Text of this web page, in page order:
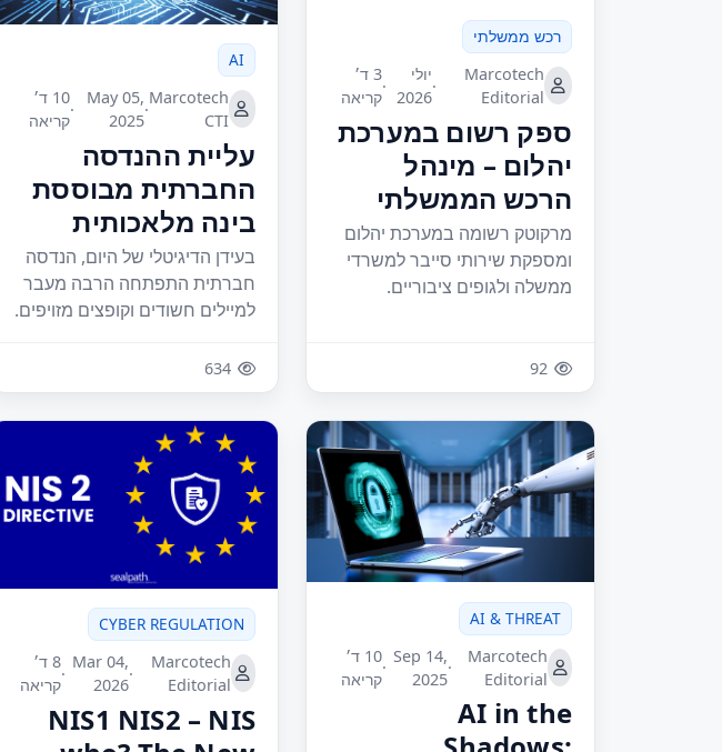
רכש ממשלתי
Marcotech
Editorial
·
יולי
2026
·
3 ד׳
קריאה
ספק רשום במערכת
יהלום – מינהל
הרכש הממשלתי
מרקוטק רשומה במערכת יהלום
ומספקת שירותי סייבר למשרדי
ממשלה ולגופים ציבוריים.
92
AI
Marcotech
CTI
·
May 05,
2025
·
10 ד׳
קריאה
עליית ההנדסה
החברתית מבוססת
בינה מלאכותית
בעידן הדיגיטלי של היום, הנדסה
חברתית התפתחה הרבה מעבר
למיילים חשודים וקופצים מזויפים.
634
AI & THREAT
Marcotech
Editorial
·
Sep 14,
2025
·
10 ד׳
קריאה
AI in the
CYBER REGULATION
Marcotech
Editorial
·
Mar 04,
2026
·
8 ד׳
קריאה
NIS1 NIS2 – NIS